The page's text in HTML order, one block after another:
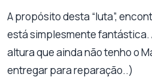
A propósito desta “luta”,
está simplesmente fantástica.
altura que ainda não tenho o
entregar para reparação..)